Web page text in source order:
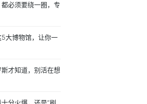
必须要绕一圈，专
大博物馆，让你一
才知道，别活在想